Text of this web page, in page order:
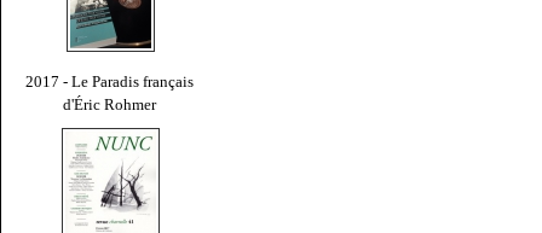
2017 - Le Paradis français
d'Éric Rohmer